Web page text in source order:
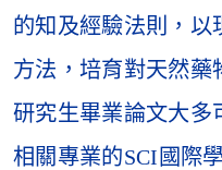
的知及經驗法則，以
方法，培育對天然藥
研究生畢業論文大多
相關專業的SCI國際